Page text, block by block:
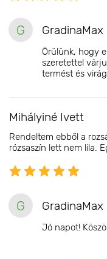
G GradinaMax
Örülünk, hogy
szeretettel
termést és
Mihályiné Ivett
Rendeltem ebből a
rózsaszín lett nem lila.
G GradinaMax
Jó napot!